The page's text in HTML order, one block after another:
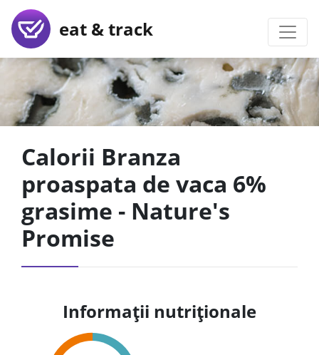
eat & track
Calorii Branza
proaspata de vaca 6%
grasime - Nature's
Promise
Informații nutriționale